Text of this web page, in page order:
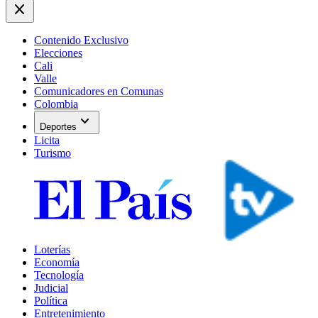
close
Contenido Exclusivo
Elecciones
Cali
Valle
Comunicadores en Comunas
Colombia
Deportes expand_more
Licita
Turismo
Loterías
Economía
Tecnología
Judicial
Política
Entretenimiento